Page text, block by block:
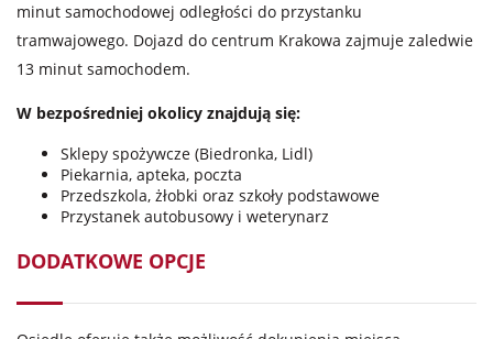
minut samochodowej odległości do przystanku
tramwajowego. Dojazd do centrum Krakowa zajmuje zaledwie
13 minut samochodem.
W bezpośredniej okolicy znajdują się:
Sklepy spożywcze (Biedronka, Lidl)
Piekarnia, apteka, poczta
Przedszkola, żłobki oraz szkoły podstawowe
Przystanek autobusowy i weterynarz
DODATKOWE OPCJE